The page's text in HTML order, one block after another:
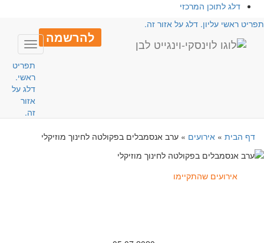
דלג לתוכן המרכזי
ראשי עליון. דלג על אזור זה.
להרשמה
Toggle
תפריט
ראשי.
דלג על
אזור
זה.
דף הבית» אירועים» ערב אנסמבלים בפקולטה לחינוך מוזיקלי
אירועים שהתקיימו